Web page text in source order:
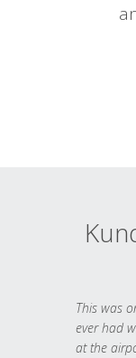
This was
ever had
at the